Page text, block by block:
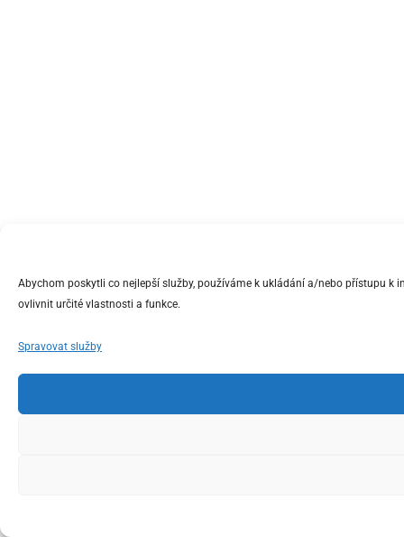
Abychom poskytli co nejlepší služby, používáme k ukládání a/nebo přístupu
ovlivnit určité vlastnosti a funkce.
Spravovat služby